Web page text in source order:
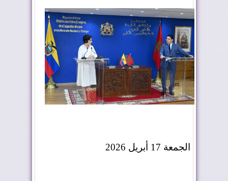
الجمعة 17 أبريل 2026